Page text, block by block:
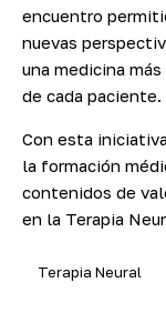
encuentro
nuevas
una medicina
de cada paciente.
Con esta
la formación
contenidos de
en la Terapia
Terapia Neural